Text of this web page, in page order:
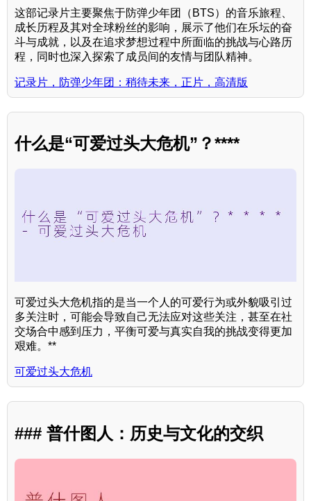
这部记录片主要聚焦于防弹少年团（BTS）的音乐旅程、
成长历程及其对全球粉丝的影响，展示了他们在乐坛的奋
斗与成就，以及在追求梦想过程中所面临的挑战与心路历
程，同时也深入探索了成员间的友情与团队精神。
记录片，防弹少年团：稍待未来，正片，高清版
什么是“可爱过头大危机”？****
可爱过头大危机指的是当一个人的可爱行为或外貌吸引过
多关注时，可能会导致自己无法应对这些关注，甚至在社
交场合中感到压力，平衡可爱与真实自我的挑战变得更加
艰难。**
可爱过头大危机
### 普什图人：历史与文化的交织